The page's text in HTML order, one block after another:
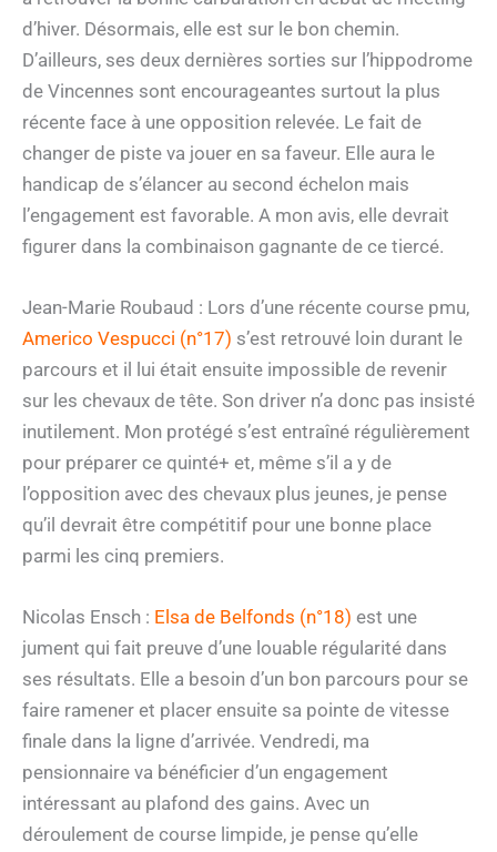
d’hiver. Désormais, elle est sur le bon chemin.
D’ailleurs, ses deux dernières sorties sur l’hippodrome
de Vincennes sont encourageantes surtout la plus
récente face à une opposition relevée. Le fait de
changer de piste va jouer en sa faveur. Elle aura le
handicap de s’élancer au second échelon mais
l’engagement est favorable. A mon avis, elle devrait
figurer dans la combinaison gagnante de ce tiercé.
Jean-Marie Roubaud : Lors d’une récente course pmu,
Americo Vespucci (n°17) s’est retrouvé loin durant le
parcours et il lui était ensuite impossible de revenir
sur les chevaux de tête. Son driver n’a donc pas insisté
inutilement. Mon protégé s’est entraîné régulièrement
pour préparer ce quinté+ et, même s’il a y de
l’opposition avec des chevaux plus jeunes, je pense
qu’il devrait être compétitif pour une bonne place
parmi les cinq premiers.
Nicolas Ensch : Elsa de Belfonds (n°18) est une
jument qui fait preuve d’une louable régularité dans
ses résultats. Elle a besoin d’un bon parcours pour se
faire ramener et placer ensuite sa pointe de vitesse
finale dans la ligne d’arrivée. Vendredi, ma
pensionnaire va bénéficier d’un engagement
intéressant au plafond des gains. Avec un
déroulement de course limpide, je pense qu’elle